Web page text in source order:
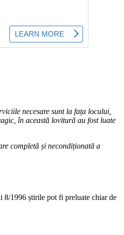
necesare sunt la fața locului,
în această lovitură au fost luate
completă și necondiționată a
8/1996 știrile pot fi preluate chiar de